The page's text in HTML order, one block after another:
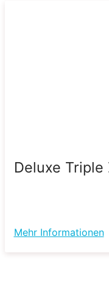
Deluxe Triple
Mehr Informationen